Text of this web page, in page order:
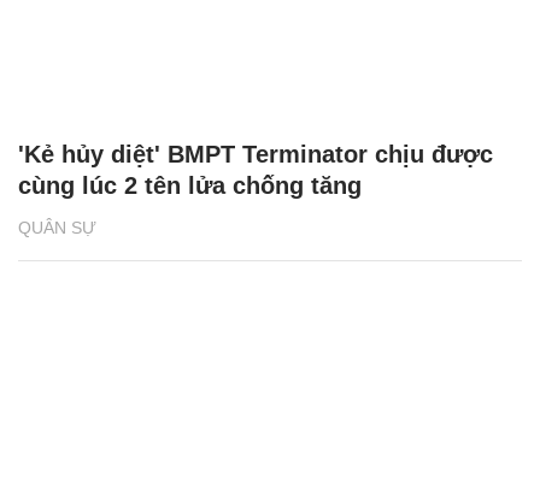
QUÂN SỰ
'Kẻ hủy diệt' BMPT Terminator chịu được
cùng lúc 2 tên lửa chống tăng